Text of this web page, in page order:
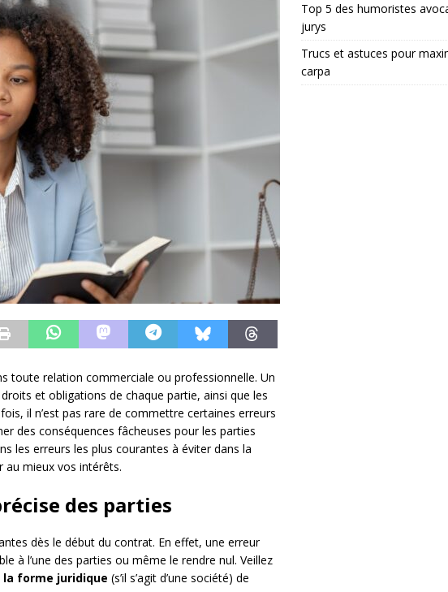
toute relation commerciale ou professionnelle. Un
et obligations de chaque partie, ainsi que les
il n’est pas rare de commettre certaines erreurs
des conséquences fâcheuses pour les parties
les erreurs les plus courantes à éviter dans la
au mieux vos intérêts.
des parties
dès le début du contrat. En effet, une erreur
à l’une des parties ou même le rendre nul. Veillez
la forme juridique (s’il s’agit d’une société) de
Top 5 des humoristes
jurys
Trucs et astuces pour
carpa